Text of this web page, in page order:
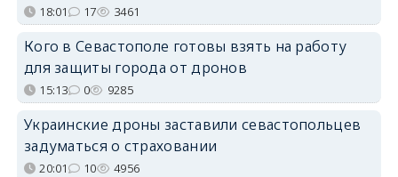
18:01 17 3461
Кого в Севастополе готовы взять на работу
для защиты города от дронов
15:13 0 9285
Украинские дроны заставили севастопольцев
задуматься о страховании
20:01 10 4956